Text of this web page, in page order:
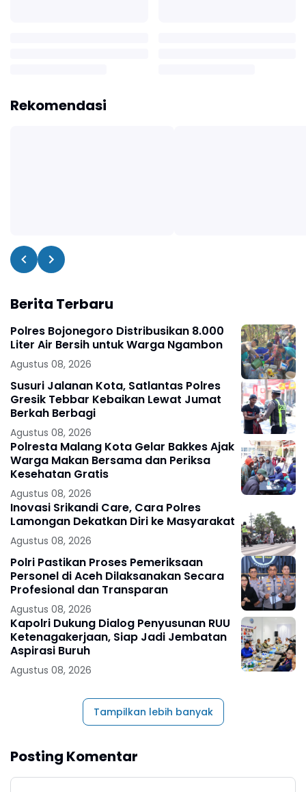
Rekomendasi
Berita Terbaru
Polres Bojonegoro Distribusikan 8.000
Liter Air Bersih untuk Warga Ngambon
Agustus 08, 2026
Susuri Jalanan Kota, Satlantas Polres
Gresik Tebbar Kebaikan Lewat Jumat
Berkah Berbagi
Agustus 08, 2026
Polresta Malang Kota Gelar Bakkes Ajak
Warga Makan Bersama dan Periksa
Kesehatan Gratis
Agustus 08, 2026
Inovasi Srikandi Care, Cara Polres
Lamongan Dekatkan Diri ke Masyarakat
Agustus 08, 2026
Polri Pastikan Proses Pemeriksaan
Personel di Aceh Dilaksanakan Secara
Profesional dan Transparan
Agustus 08, 2026
Kapolri Dukung Dialog Penyusunan RUU
Ketenagakerjaan, Siap Jadi Jembatan
Aspirasi Buruh
Agustus 08, 2026
Tampilkan lebih banyak
Posting Komentar